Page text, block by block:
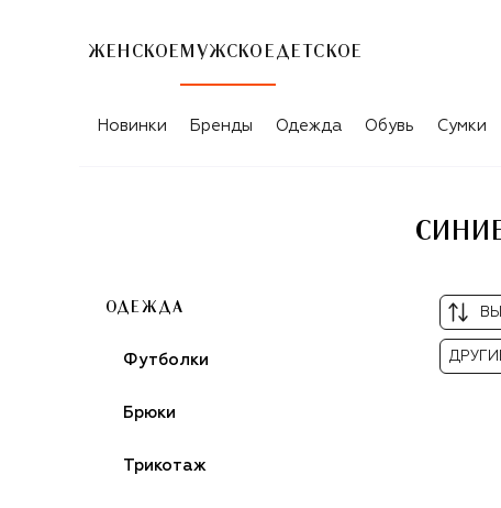
ЖЕНСКОЕ МУЖСКОЕ ДЕТСКОЕ
СИНИЕ МУЖСКИЕ КЛАССИЧЕСКИЕ
Новинки Бренды Одежда Обувь Сумки
ОДЕЖДА
Футболки
Брюки
Трикотаж